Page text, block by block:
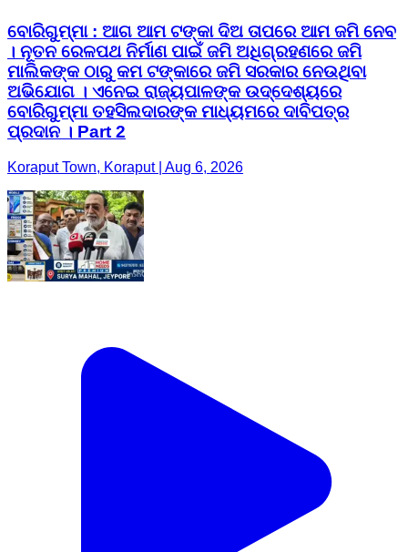
ବୋରିଗୁମ୍ମା : ଆଗ ଆମ ଟଙ୍କା ଦିଅ ତାପରେ ଆମ ଜମି ନେବ
। ନୂତନ ରେଳପଥ ନିର୍ମାଣ ପାଇଁ ଜମି ଅଧିଗ୍ରହଣରେ ଜମି
ମାଲିକଙ୍କ ଠାରୁ କମ ଟଙ୍କାରେ ଜମି ସରକାର ନେଉଥିବା
ଅଭିଯୋଗ । ଏନେଇ ରାଜ୍ୟପାଳଙ୍କ ଉଦ୍ଦେଶ୍ୟରେ
ବୋରିଗୁମ୍ମା ତହସିଲଦାରଙ୍କ ମାଧ୍ୟମରେ ଦାବିପତ୍ର
ପ୍ରଦାନ । Part 2
Koraput Town, Koraput | Aug 6, 2026